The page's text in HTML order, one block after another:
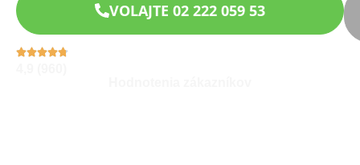
VOLAJTE 02 222 059 53